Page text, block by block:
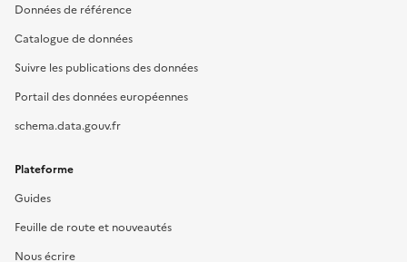
Données de référence
Catalogue de données
Suivre les publications des données
Portail des données européennes
schema.data.gouv.fr
Plateforme
Guides
Feuille de route et nouveautés
Nous écrire